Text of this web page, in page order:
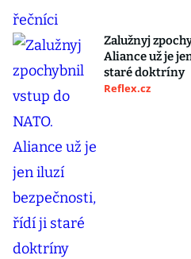
Zalužnyj
Aliance už je
staré doktríny
Reflex.cz